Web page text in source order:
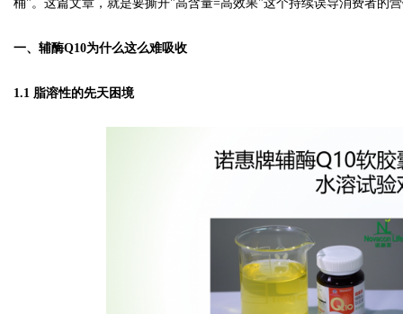
Bo
桶"。这篇文章，就是要撕开"高含量=高效果"这个持续误导消费者的
一、辅酶Q10为什么这么难吸收
1.1 脂溶性的先天困境